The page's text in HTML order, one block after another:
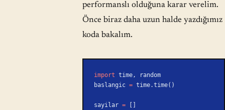
performanslı olduğuna karar verelim.
Önce biraz daha uzun halde yazdığımız
koda bakalım.
import time, random
baslangic = time.time()
sayilar = []